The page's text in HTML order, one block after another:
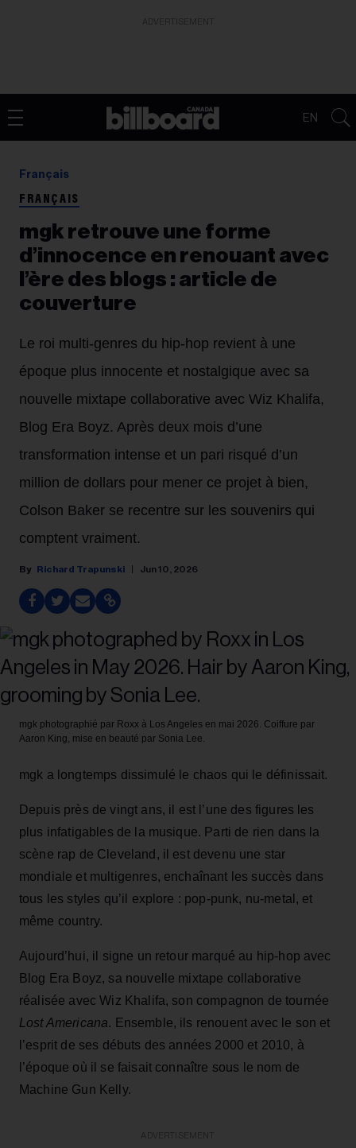
EN
Français
FRANÇAIS
mgk retrouve une forme
d’innocence en renouant avec
l’ère des blogs : article de
couverture
Le roi multi‑genres du hip‑hop revient à une
époque plus innocente et nostalgique avec sa
nouvelle mixtape collaborative avec Wiz Khalifa,
Blog Era Boyz. Après deux mois d’une
transformation intense et un pari risqué d’un
million de dollars pour mener ce projet à bien,
Colson Baker se recentre sur les souvenirs qui
comptent vraiment.
Richard Trapunski Jun 10, 2026
mgk photographié par Roxx à Los Angeles en mai 2026. Coiffure par
Aaron King, mise en beauté par Sonia Lee.
mgk a longtemps dissimulé le chaos qui le définissait.
Depuis près de vingt ans, il est l’une des figures les
plus infatigables de la musique. Parti de rien dans la
scène rap de Cleveland, il est devenu une star
mondiale et multigenres, enchaînant les succès dans
tous les styles qu’il explore : pop‑punk, nu‑metal, et
même country.
Aujourd’hui, il signe un retour marqué au hip‑hop avec
Blog Era Boyz, sa nouvelle mixtape collaborative
réalisée avec Wiz Khalifa, son compagnon de tournée
Lost Americana. Ensemble, ils renouent avec le son et
l’esprit de ses débuts des années 2000 et 2010, à
l’époque où il se faisait connaître sous le nom de
Machine Gun Kelly.